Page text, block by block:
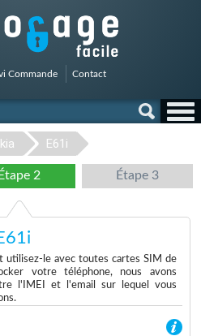
Commande Contact
E61i
Étape 2 Étape 3
utilisez-le avec toutes cartes SIM de
votre téléphone, nous avons
l'IMEI et l'email sur lequel vous